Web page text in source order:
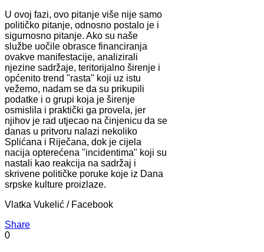
U ovoj fazi, ovo pitanje više nije samo
političko pitanje, odnosno postalo je i
sigurnosno pitanje. Ako su naše
službe uočile obrasce financiranja
ovakve manifestacije, analizirali
njezine sadržaje, teritorijalno širenje i
općenito trend "rasta" koji uz istu
vežemo, nadam se da su prikupili
podatke i o grupi koja je širenje
osmislila i praktički ga provela, jer
njihov je rad utjecao na činjenicu da se
danas u pritvoru nalazi nekoliko
Splićana i Riječana, dok je cijela
nacija opterećena "incidentima" koji su
nastali kao reakcija na sadržaj i
skrivene političke poruke koje iz Dana
srpske kulture proizlaze.
Vlatka Vukelić / Facebook
Share
0